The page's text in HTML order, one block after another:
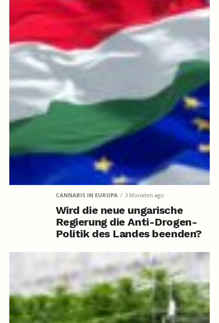
CANNABIS IN EUROPA 3 Monaten ago
Wird die neue ungarische
Regierung die Anti-Drogen-
Politik des Landes beenden?